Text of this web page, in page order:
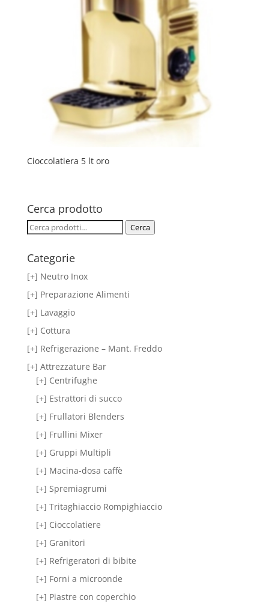
Cioccolatiera 5 lt oro
Cerca prodotto
Cerca: Cerca
Categorie
[+] Neutro Inox
[+] Preparazione Alimenti
[+] Lavaggio
[+] Cottura
[+] Refrigerazione – Mant. Freddo
[+] Attrezzature Bar
[+] Centrifughe
[+] Estrattori di succo
[+] Frullatori Blenders
[+] Frullini Mixer
[+] Gruppi Multipli
[+] Macina-dosa caffè
[+] Spremiagrumi
[+] Tritaghiaccio Rompighiaccio
[+] Cioccolatiere
[+] Granitori
[+] Refrigeratori di bibite
[+] Forni a microonde
[+] Piastre con coperchio